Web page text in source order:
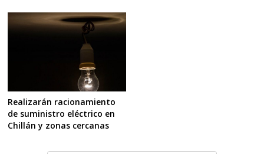
Realizarán racionamiento
de suministro eléctrico en
Chillán y zonas cercanas